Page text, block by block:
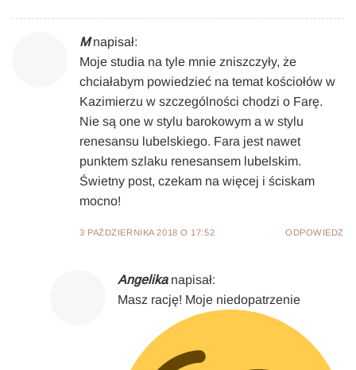
M napisał:
Moje studia na tyle mnie zniszczyły, że
chciałabym powiedzieć na temat kościołów w
Kazimierzu w szczególności chodzi o Farę.
Nie są one w stylu barokowym a w stylu
renesansu lubelskiego. Fara jest nawet
punktem szlaku renesansem lubelskim.
Świetny post, czekam na więcej i ściskam
mocno!
3 PAŹDZIERNIKA 2018 O 17:52 ODPOWIEDZ
Angelika napisał:
Masz rację! Moje niedopatrzenie